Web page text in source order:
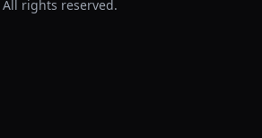
rights reserved.